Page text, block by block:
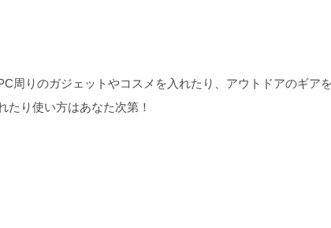
周りのガジェットやコスメを入れたり、アウトドアのギア
たり使い方はあなた次第！